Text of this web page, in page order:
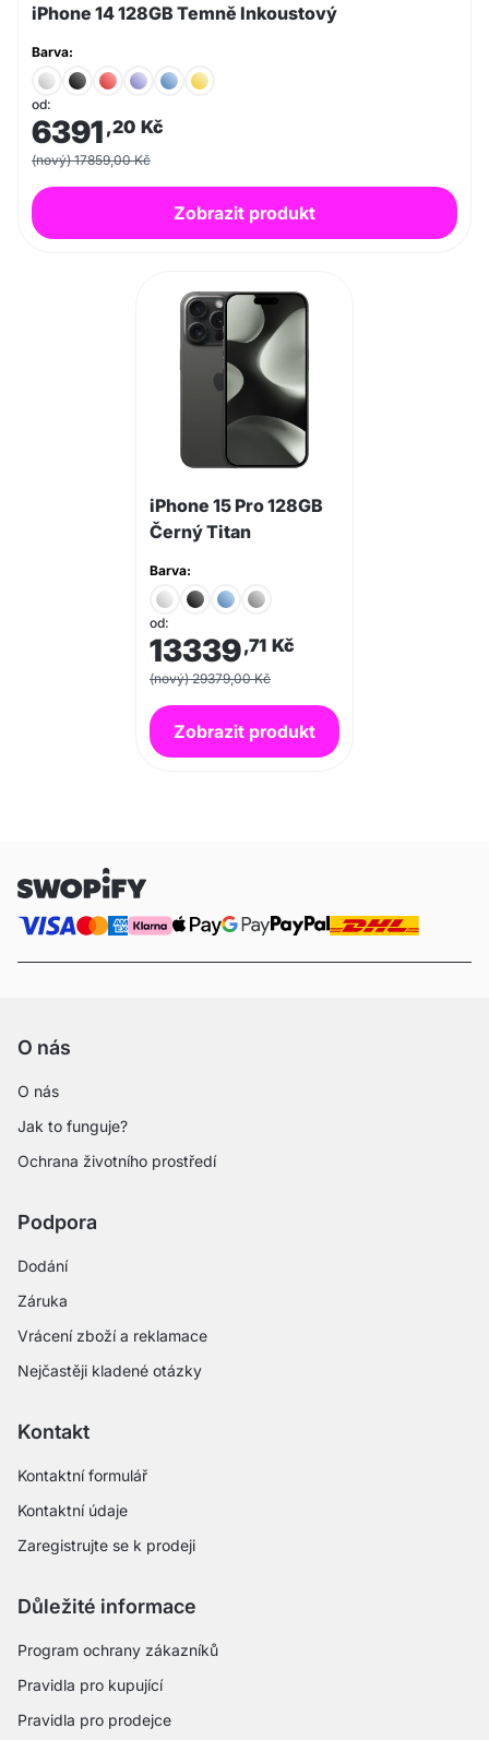
iPhone 14 128GB Temně Inkoustový
Barva:
od:
6391 ,20 Kč
(nový) 17859,00 Kč
Zobrazit produkt
iPhone 15 Pro 128GB
Černý Titan
Barva:
od:
13339,71 Kč
(nový) 29379,00 Kč
Zobrazit produkt
O nás
O nás
Jak to funguje?
Ochrana životního prostředí
Podpora
Dodání
Záruka
Vrácení zboží a reklamace
Nejčastěji kladené otázky
Kontakt
Kontaktní formulář
Kontaktní údaje
Zaregistrujte se k prodeji
Důležité informace
Program ochrany zákazníků
Pravidla pro kupující
Pravidla pro prodejce